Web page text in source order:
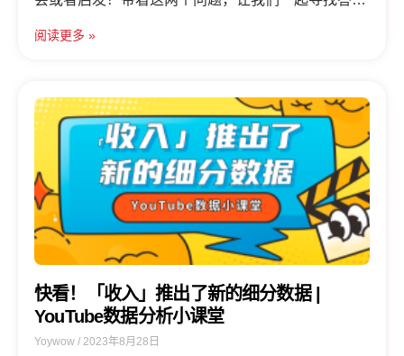
阅读更多 »
快看！「收入」推出了新的细分数据 |
YouTube数据分析小课堂
Yoywow 2023年8月28日